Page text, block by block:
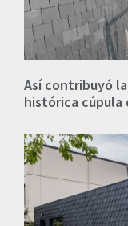
Así contribuyó
histórica cúpula